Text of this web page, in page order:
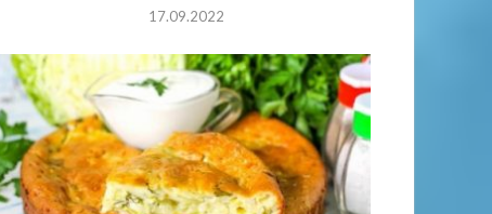
17.09.2022